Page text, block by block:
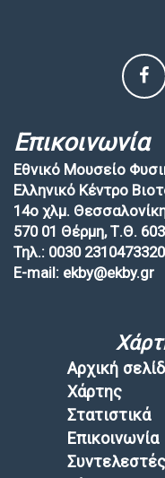
Επικοινωνία
Εθνικό Μουσείο
Ελληνικό Κέντρο
14ο χλμ.
570 01 Θέρμη, Τ.Θ.
Τηλ.: 0030 2310473320
E-mail: ekby@ekby.gr
Αρχική
Χάρτης
Στατιστικά
Επικοινωνία
Συντελεστές